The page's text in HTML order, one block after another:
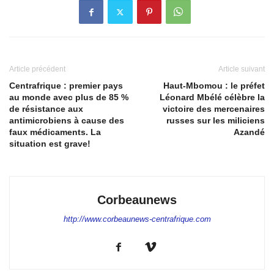
Article précédent
Centrafrique : premier pays
au monde avec plus de 85 %
de résistance aux
antimicrobiens à cause des
faux médicaments. La
situation est grave!
Article suivant
Haut-Mbomou : le préfet
Léonard Mbélé célèbre la
victoire des mercenaires
russes sur les miliciens
Azandé
Corbeaunews
http://www.corbeaunews-centrafrique.com